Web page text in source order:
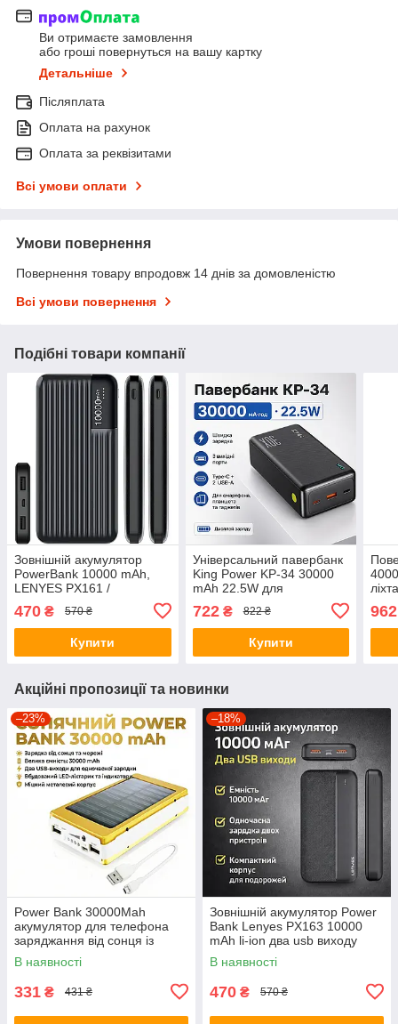
Ви отримаєте замовлення
або гроші повернуться на вашу картку
Детальніше
Післяплата
Оплата на рахунок
Оплата за реквізитами
Всі умови оплати
Умови повернення
Повернення товару впродовж 14 днів за домовленістю
Всі умови повернення
Подібні товари компанії
Зовнішній акумулятор
PowerBank 10000 mAh,
LENYES PX161 /
Портативний акумулятор /
Повербанк для телефона
/ УМБ
470 ₴ 570 ₴
Купити
Універсальний павербанк
King Power KP-34 30000
mAh 22.5W для
722₴ 822 ₴
Купити
962
Акційні пропозиції та новинки
–23%
Power Bank 30000Mah
акумулятор для телефона
заряджання від сонця із
сонячною батареєю
В наявності
331 ₴ 431 ₴
–18%
Зовнішній акумулятор Power
Bank Lenyes PX163 10000
mAh li-ion два usb виходу
136х68х15 6 мм
В наявності
470 ₴ 570 ₴